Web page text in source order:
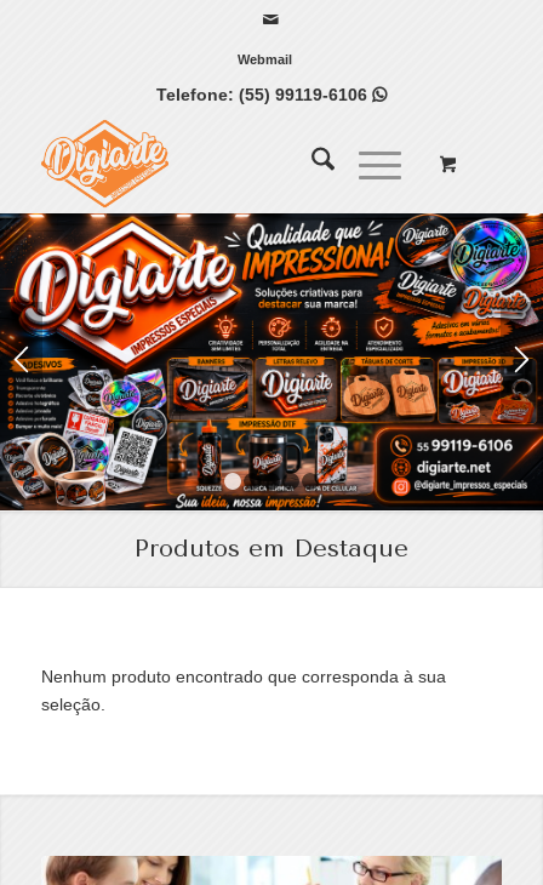
Webmail
Telefone: (55) 99119-6106 
1 2 3 4 5
Produtos em Destaque
Nenhum produto encontrado que corresponda à sua
seleção.